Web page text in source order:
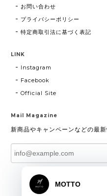
お問い合わせ
プライバシーポリシー
特定商取引法に基づく表記
LINK
Instagram
Facebook
Official Site
Mail Magazine
新商品やキャンペーンなどの最